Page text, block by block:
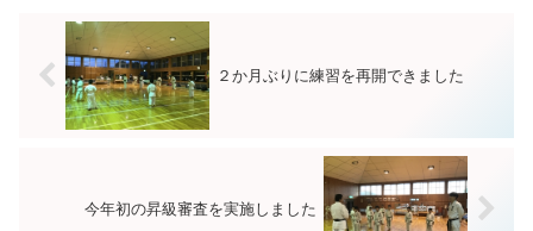
２か月ぶりに練習を再開できました
今年初の昇級審査を実施しました